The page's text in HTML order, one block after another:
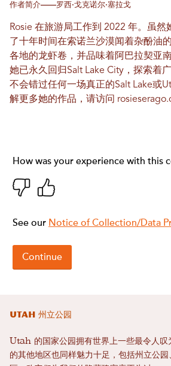
作者简介——罗西·戈克诺尔·塞拉戈
Rosie 在旅游局工作到 2022 年。虽然
了十年时间在索诺兰沙漠闻着杂酚油
各地的龙虾卷，并品味着阿巴拉契亚
她已永久回归Salt Lake City，探索着
不会错过任何一场真正的Salt Lake或
解更多她的作品，请访问
Utah 州立公园
Utah 的国家公园拥有世界上一些最令人
的其他地区也同样魅力十足，包括州立公